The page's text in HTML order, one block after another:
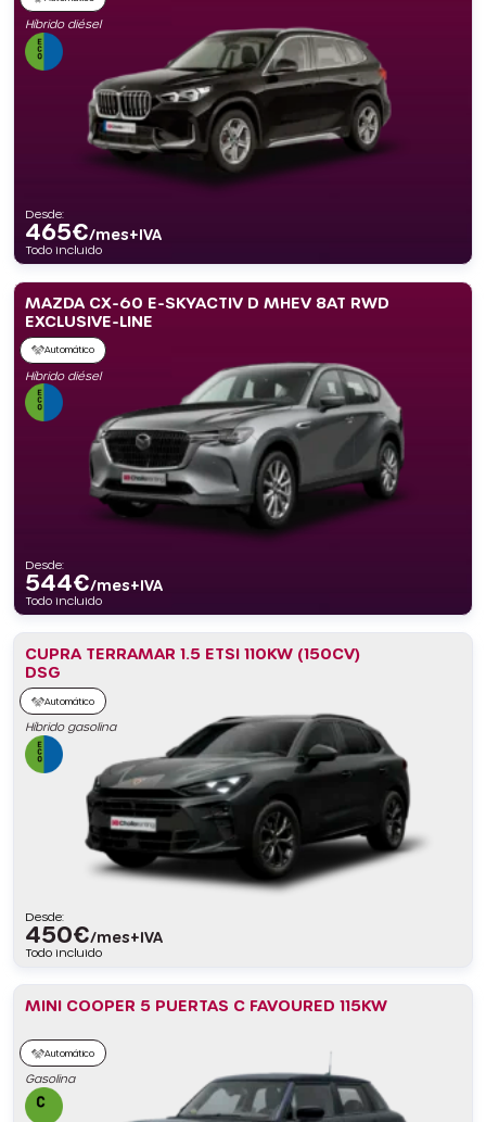
Híbrido diésel
Desde:
465€/mes+IVA
Todo incluido
MAZDA CX-60 E-SKYACTIV D MHEV 8AT RWD
EXCLUSIVE-LINE
Automático
Híbrido diésel
Desde:
544€/mes+IVA
Todo incluido
CUPRA TERRAMAR 1.5 ETSI 110KW (150CV)
DSG
Automático
Híbrido gasolina
Desde:
450€/mes+IVA
Todo incluido
MINI COOPER 5 PUERTAS C FAVOURED 115KW
Automático
Gasolina